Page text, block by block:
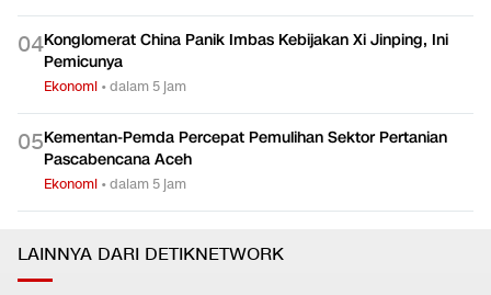
04Konglomerat China Panik Imbas Kebijakan Xi Jinping, Ini
Pemicunya
Ekonomi •dalam 5 jam
05Kementan-Pemda Percepat Pemulihan Sektor Pertanian
Pascabencana Aceh
Ekonomi •dalam 5 jam
LAINNYA DARI DETIKNETWORK